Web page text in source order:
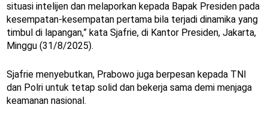
situasi intelijen dan melaporkan kepada Bapak Presiden pada
kesempatan-kesempatan pertama bila terjadi dinamika yang
timbul di lapangan,” kata Sjafrie, di Kantor Presiden, Jakarta,
Minggu (31/8/2025).
Sjafrie menyebutkan, Prabowo juga berpesan kepada TNI
dan Polri untuk tetap solid dan bekerja sama demi menjaga
keamanan nasional.